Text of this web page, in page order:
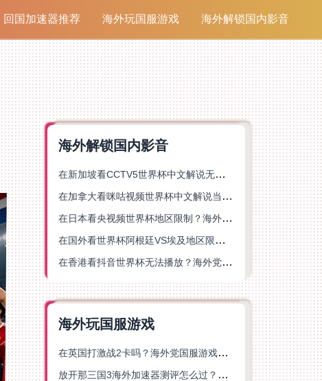
回国加速器推荐 海外玩国服游戏 海外解锁国内影音
海外解锁国内影音
在新加坡看CCTV5世界杯中文解说无法播放？这篇指南帮你解锁海外体育直播自由
在加拿大看咪咕视频世界杯中文解说当前地区不可播放？这篇指南帮你一键解决
在日本看央视频世界杯地区限制？海外党体育赛事观看终极指南
在国外看世界杯阿根廷VS埃及地区限制？这篇指南帮你搞定中文直播+解说
在香港看抖音世界杯无法播放？海外党体育赛事中文直播终极指南
海外玩国服游戏
在英国打激战2卡吗？海外党国服游戏不卡顿的终极解决方案
放开那三国3海外加速器测评怎么过？海外党亲测有效的国服游戏加速指南